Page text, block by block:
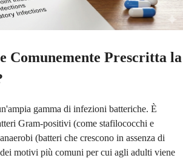
Comunemente Prescritta la
gamma di infezioni batteriche. È
Gram-positivi (come stafilococchi e
(batteri che crescono in assenza di
motivi più comuni per cui agli adulti viene